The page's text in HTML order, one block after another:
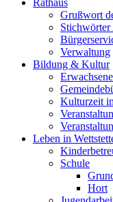
Rathaus
Grußwort
Verwaltung
Bildung & Kultur
Kulturzeit
Leben in
Schule
Hort